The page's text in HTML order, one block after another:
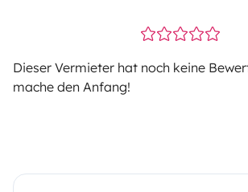
Dieser Vermieter hat noch keine
mache den Anfang!